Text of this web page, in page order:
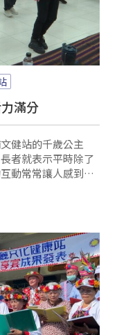
滿分
健站的千歲公主
者就表示平時除了
動常常讓人感到窩